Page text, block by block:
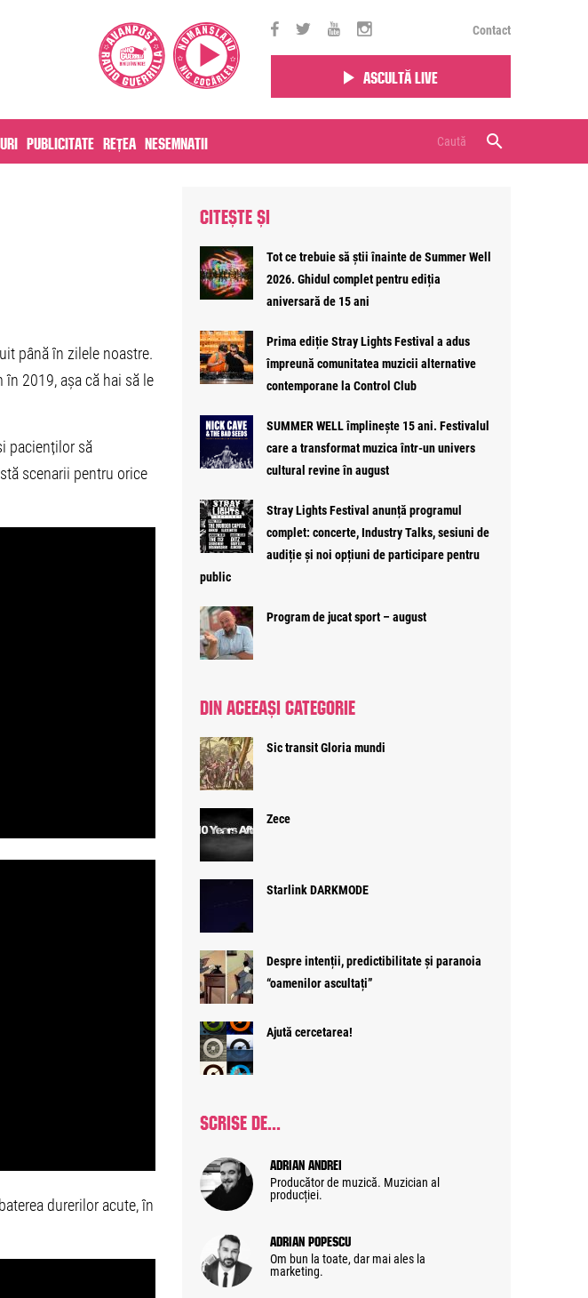
Contact
Ascultă live
Publicitate Rețea Nesemnatii
până în zilele noastre.
2019, așa că hai să le
pacienților să
scenarii pentru orice
durerilor acute, în
CITEȘTE ȘI
Tot ce trebuie să știi înainte de Summer Well
2026. Ghidul complet pentru ediția
aniversară de 15 ani
Prima ediție Stray Lights Festival a adus
împreună comunitatea muzicii alternative
contemporane la Control Club
SUMMER WELL împlinește 15 ani. Festivalul
care a transformat muzica într-un univers
cultural revine în august
Stray Lights Festival anunță programul
complet: concerte, Industry Talks, sesiuni de
audiție și noi opțiuni de participare pentru
public
Program de jucat sport – august
DIN ACEEAȘI CATEGORIE
Sic transit Gloria mundi
Zece
Starlink DARKMODE
Despre intenții, predictibilitate și paranoia
“oamenilor ascultați”
Ajută cercetarea!
SCRISE DE...
Adrian Andrei
Producător de muzică. Muzician al
producției.
Adrian Popescu
Om bun la toate, dar mai ales la
marketing.